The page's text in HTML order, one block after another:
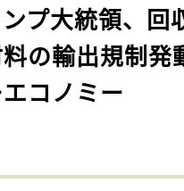
ンプ大統領、回
の輸出規制発
コノミー